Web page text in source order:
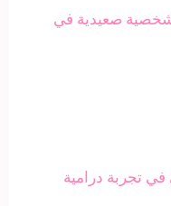
صعيدية في
تجربة درامية